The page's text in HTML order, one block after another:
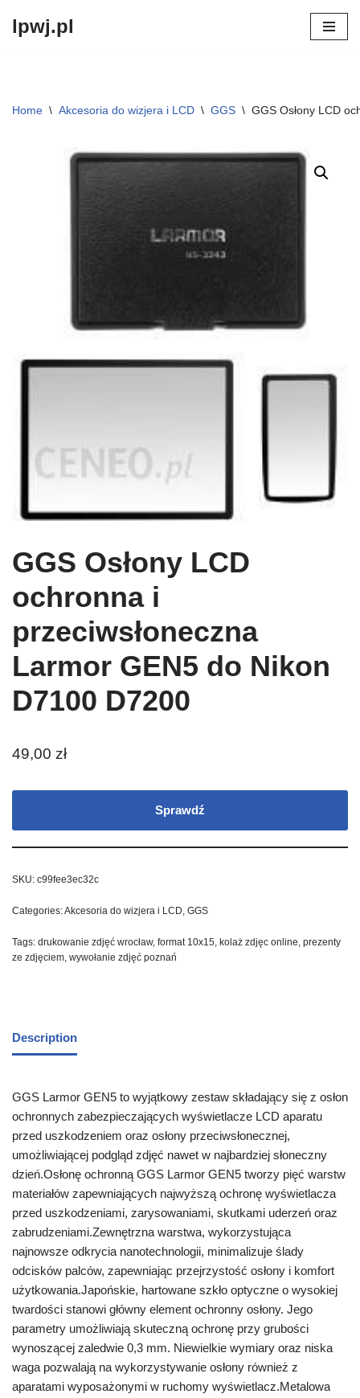
lpwj.pl
Home \ Akcesoria do wizjera i LCD \ GGS \ GGS Osłony LCD
GGS Osłony LCD
ochronna i
przeciwsłoneczna
Larmor GEN5 do Nikon
D7100 D7200
49,00 zł
Sprawdź
SKU: c99fee3ec32c
Categories:Akcesoria do wizjera i LCD, GGS
Tags: drukowanie zdjęć wrocław, format 10x15, kolaż zdjęc online, prezenty
ze zdjęciem, wywołanie zdjęć poznań
Description
GGS Larmor GEN5 to wyjątkowy zestaw składający się z osłon
ochronnych zabezpieczających wyświetlacze LCD aparatu
przed uszkodzeniem oraz osłony przeciwsłonecznej,
umożliwiającej podgląd zdjęć nawet w najbardziej słoneczny
dzień.Osłonę ochronną GGS Larmor GEN5 tworzy pięć warstw
materiałów zapewniających najwyższą ochronę wyświetlacza
przed uszkodzeniami, zarysowaniami, skutkami uderzeń oraz
zabrudzeniami.Zewnętrzna warstwa, wykorzystująca
najnowsze odkrycia nanotechnologii, minimalizuje ślady
odcisków palców, zapewniając przejrzystość osłony i komfort
użytkowania.Japońskie, hartowane szkło optyczne o wysokiej
twardości stanowi główny element ochronny osłony. Jego
parametry umożliwiają skuteczną ochronę przy grubości
wynoszącej zaledwie 0,3 mm. Niewielkie wymiary oraz niska
waga pozwalają na wykorzystywanie osłony również z
aparatami wyposażonymi w ruchomy wyświetlacz.Metalowa